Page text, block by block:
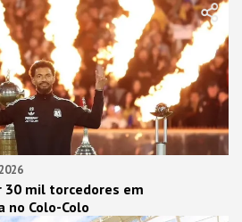
30 mil torcedores em
Colo-Colo